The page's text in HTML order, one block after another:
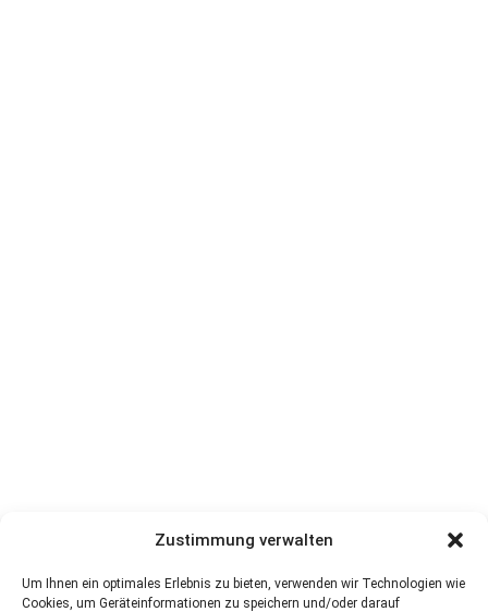
Zustimmung verwalten
Um Ihnen ein optimales Erlebnis zu bieten, verwenden wir Technologien wie
Cookies, um Geräteinformationen zu speichern und/oder darauf